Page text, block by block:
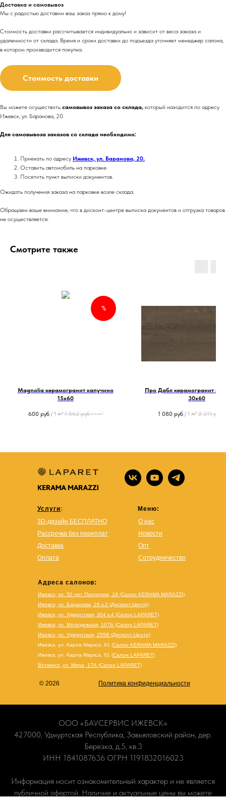
Доставка и самовывоз
Мы с радостью доставим ваш заказ прямо к дому!
Стоимость доставки рассчитывается индивидуально и зависит от веса заказа и
удаленности от склада. Время и сроки доставки до подъезда уточняет менеджер салона,
в котором производится покупка.
Стоимость доставки
Вы можете осуществить самовывоз заказа со склада, который находится по адресу
Ижевск, ул. Баранова, 20.
Для самовывоза заказов со склада необходимо:
Приехать по адресу Ижевск, ул. Баранова, 20.
Оставить автомобиль на парковке.
Посетить пункт выписки документов.
Ожидать получения заказа на парковке возле склада.
Обращаем ваше внимание, что в дисконт-центре выписка документов и отгрузка товаров
не осуществляется.
Смотрите также
%
Magnolia керамогранит капучино
15х60
600 руб / 1 m² 1 562 руб / 1 m²
Про Дабл керамогранит
30х60
1 080 руб / 1 m² 2 211 руб
Услуги:
3D-дизайн БЕСПЛАТНО
Рассрочка без переплат
Доставка
Оплата
Меню:
О нас
Новости
Опт
Сотрудничество
Адреса салонов:
Ижевск, ул. 50 лет Пионерии, 18 (Салон KERAMA MARAZZI)
Ижевск, ул. Баранова, 26 к.2 (Дисконт-Центр)
Ижевск, ул. Удмуртская, 304 к.4 (Салон LAPARET)
Ижевск, ул. Молодежная, 107Б (Салон LAPARET)
Ижевск, ул. Удмуртская, 255В (Дисконт-Центр)
Ижевск, ул. Карла Маркса, 61 (Салон KERAMA MARAZZI)
Ижевск, ул. Карла Маркса, 61 (Салон LAPARET)
Воткинск, ул. Мира, 17А (Салон LAPARET)
© 2026 Политика конфиденциальности
ООО «БАУСЕРВИС ИЖЕВСК»
427000, Удмуртская Республика, Завьяловский район, дер.
Березка, д.5, кв.3
ИНН 1841087636 ОГРН 1191832016023
Информация носит ознакомительный характер и не является
публичной офертой. Наличие и актуальные цены вы можете